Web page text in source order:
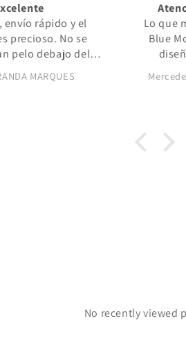
y el
se
del
Atención
Lo que más me ha
Blue Moana,
diseños tan
personalizada que
Mercedes Gonzálvez
No recently viewed